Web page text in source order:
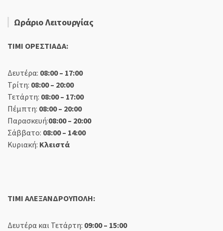
Ωράριο Λειτουργίας
TIMI ΟΡΕΣΤΙΑΔΑ:
Δευτέρα: 08:00 – 17:00
Τρίτη: 08:00 – 20:00
Τετάρτη: 08:00 – 17:00
Πέμπτη: 08:00 – 20:00
Παρασκευή:08:00 – 20:00
Σάββατο: 08:00 – 14:00
Κυριακή: Κλειστά
TIMI ΑΛΕΞΑΝΔΡΟΥΠΟΛΗ:
Δευτέρα και Τετάρτη: 09:00 – 15:00